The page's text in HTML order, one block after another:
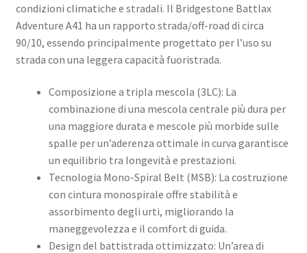
condizioni climatiche e stradali. Il Bridgestone Battlax
Adventure A41 ha un rapporto strada/off-road di circa
90/10, essendo principalmente progettato per l’uso su
strada con una leggera capacità fuoristrada.
Composizione a tripla mescola (3LC): La
combinazione di una mescola centrale più dura per
una maggiore durata e mescole più morbide sulle
spalle per un’aderenza ottimale in curva garantisce
un equilibrio tra longevità e prestazioni.
Tecnologia Mono-Spiral Belt (MSB): La costruzione
con cintura monospirale offre stabilità e
assorbimento degli urti, migliorando la
maneggevolezza e il comfort di guida.
Design del battistrada ottimizzato: Un’area di